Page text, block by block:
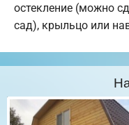
остекление (можно
сад), крыльцо или